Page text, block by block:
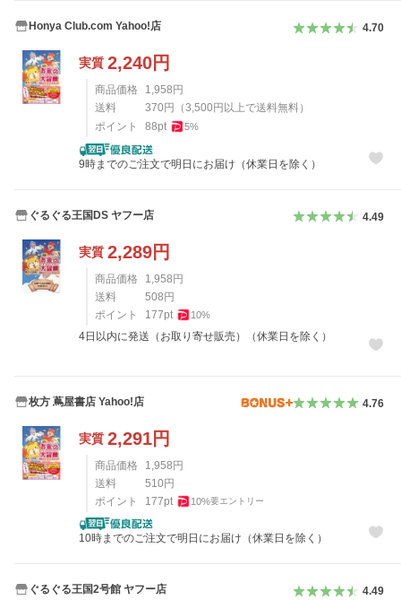
Honya Club.com Yahoo!店 4.70
実質 2,240円
商品価格 1,958 円
送料
370 円 （3,500 円以上で送料無料）
ポイント
88pt 5%
9時までのご注文で明日にお届け（休業日を除く）
ぐるぐる王国DS ヤフー店 4.49
実質 2,289円
商品価格 1,958円
送料
508円
ポイント
177pt 10%
4日以内に発送（お取り寄せ販売）（休業日を除く）
枚方 蔦屋書店 Yahoo!店 4.76
実質 2,291円
商品価格 1,958円
送料
510円
ポイント
177pt 10%要エントリー
10時までのご注文で明日にお届け（休業日を除く）
ぐるぐる王国2号館 ヤフー店 4.49